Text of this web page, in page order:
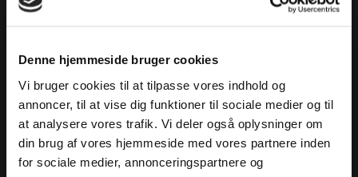
Denne hjemmeside bruger cookies
Vi bruger cookies til at tilpasse vores indhold og
annoncer, til at vise dig funktioner til sociale medier og til
at analysere vores trafik. Vi deler også oplysninger om
din brug af vores hjemmeside med vores partnere inden
for sociale medier, annonceringspartnere og